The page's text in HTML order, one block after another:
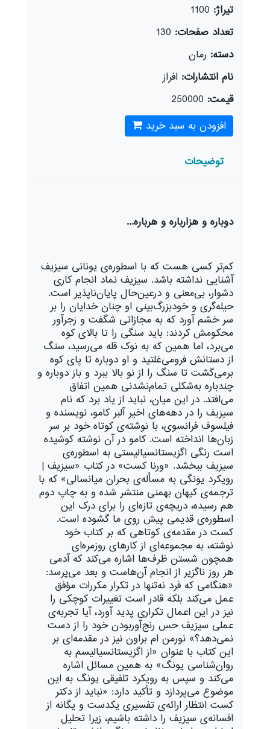
تیراژ: 1100
تعداد صفحات: 130
دسته: رمان
نام انتشارات: افراز
قیمت: 250000
افزودن به سبد خرید
توضیحات
دوباره و هزارباره و هرباره...
کم‌تر کسی هست که با اسطوره‌ی یونانی سیزیف
آشنایی نداشته باشد. سیزیف نماد انجام کاری
دشوار، بی‌معنی و درعین‌حال پایان‌ناپذیر است.
حیله‌گری و خودبزرگ‌بینی او چنان خدایان را بر
سر خشم آورد که به مجازاتی شگفت و زجرآور
محکومش کردند: باید سنگی را تا بالای کوه
می‌برد، اما همین که به نوک قله می‌رسید، سنگ
از دستانش فرومی‌غلتید و او دوباره تا پای کوه
برمی‌گشت تا سنگ را از نو بالا ببرد و باز دوباره و
چندباره به‌شکلی تمام‌نشدنی همین اتفاق
می‌افتد. در این میان، نباید از یاد برد که نام
سیزیف را در دهه‌های اخیر آلبر کامو، نویسنده و
فیلسوف فرانسوی، با نوشته‌ی کوتاه خود بر سر
زبان‌ها انداخته است. کامو در آن نوشته کوشیده
است رنگی اگزیستانسیالیستی به اسطوره‌ی
سیزیف ببخشد. «ورنا کست» در کتاب «سیزیف |
رویکرد یونگی به مسأله‌ی بحران میانسالی» که با
ترجمه‌ی کیهان بهمنی منتشر شده و به چاپ دوم
هم رسیده، دریچه‌ی تازه‌ای را برای درک این
اسطوره‌ی قدیمی پیش روی ما گشوده است.
کست در مقدمه‌ی کوتاهی که بر کتاب خود
نوشته، به مجموعه‌ای از کارهای روزمره‌ای
همچون شستن ظرف‌ها اشاره می‌کند که آدمی
هر روز ناگزیر از انجام آن‌هاست و بعد می‌پرسد:
«هنگامی که فرد نه‌تنها در تکرار مکررات مؤفق
عمل می‌کند بلکه قادر است تغییرات کوچکی را
نیز در این اعمال تکراری پدید آورد، آیا تجربه‌ی
عملی سیزیف حس رنج‌آوربودن خود را از دست
نمی‌دهد؟» نورمن ام براون نیز در مقدمه‌ای بر
این کتاب با عنوان «از اگزیستانسیالیسم به
روان‌شناسی یونگ» به همین مسائل اشاره
می‌کند و سپس به رویکرد تلفیقی یونگ به این
موضوع می‌پردازد و تأکید دارد: «نباید از دکتر
کست انتظار ارائه‌ی تفسیری یکدست و یگانه از
افسانه‌ی سیزیف را داشته باشیم، زیرا تحلیل